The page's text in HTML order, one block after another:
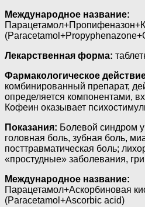
Международное название:
Лекарственная форма:
Фармакологическое
комбинированный препарат,
определяется компонентами,
Кофеин оказывает
Показания: Болевой синдром
головная боль, зубная боль,
посттравматическая боль;
«простудные» заболевания,
Международное название:
Парацетамол+Аскорбиновая
(Paracetamol+Ascorbic acid)